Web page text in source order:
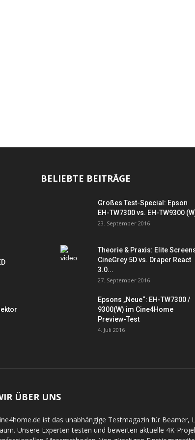
BELIEBTE BEITRÄGE
Großes Test-Special: Epson
EH-TW7300 vs. EH-TW9300
23. September 2016
Theorie & Praxis: Elite
CineGrey 5D vs. Draper React
3.0...
27. September 2016
Epsons „Neue“: EH-TW7300 /
9300(W) im Cine4Home
Preview-Test
4. Juli 2016
ÜBER UNS
ist das unabhängige Testmagazin für Beamer,
Unsere Experten testen und bewerten aktuelle 4K-